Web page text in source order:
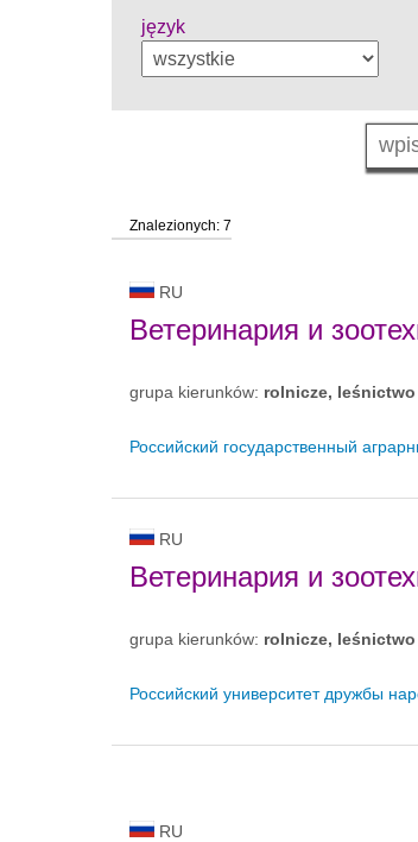
język
Znalezionych: 7
RU
Ветеринария и
grupa kierunków: rolnicze,
Российский государственный
RU
Ветеринария и
grupa kierunków: rolnicze,
Российский университет дружбы
RU